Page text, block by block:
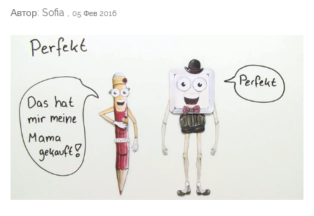
Автор: Sofia , 05 Фев 2016